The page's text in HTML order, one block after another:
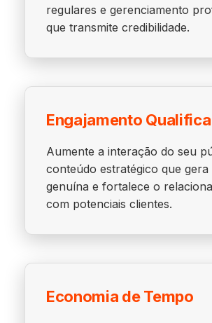
regulares e gerenciamento
que transmite credibilidade.
Engajamento
Aumente a interação do seu
conteúdo estratégico que gera
genuína e fortalece o
com potenciais clientes.
Economia de Tempo